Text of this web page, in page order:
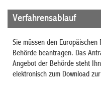
Verfahrensablauf
Sie müssen den
Behörde beantragen. Das
Angebot der Behörde steht
elektronisch zum Download